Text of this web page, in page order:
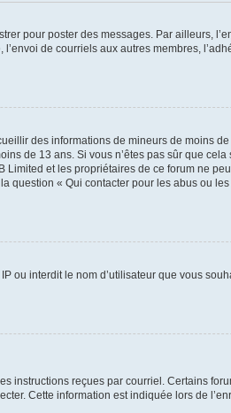
pour poster des messages. Par ailleurs,
de courriels aux autres membres,
des informations de mineurs de moins
de 13 ans. Si vous n’êtes pas sûr que
et les propriétaires de ce forum ne
question « Qui contacter pour les abus ou
ou interdit le nom d’utilisateur que vous
instructions reçues par courriel. Certains
Cette information est indiquée lors de